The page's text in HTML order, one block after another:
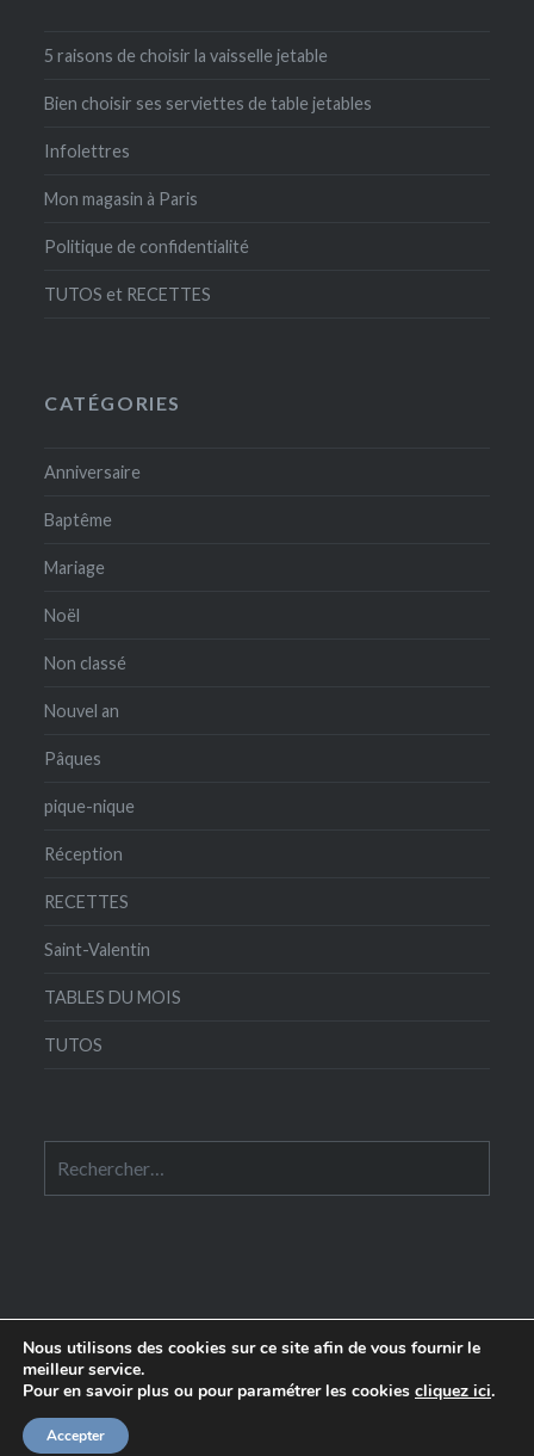
5 raisons de choisir la vaisselle jetable
Bien choisir ses serviettes de table jetables
Infolettres
Mon magasin à Paris
Politique de confidentialité
TUTOS et RECETTES
CATÉGORIES
Anniversaire
Baptême
Mariage
Noël
Non classé
Nouvel an
Pâques
pique-nique
Réception
RECETTES
Saint-Valentin
TABLES DU MOIS
TUTOS
Edité par leComptoir de la Table - 58 rue Crozatier
Nous utilisons des cookies sur ce site afin de vous fournir le
meilleur service.
Pour en savoir plus ou pour paramétrer les cookies cliquez ici.
Accepter